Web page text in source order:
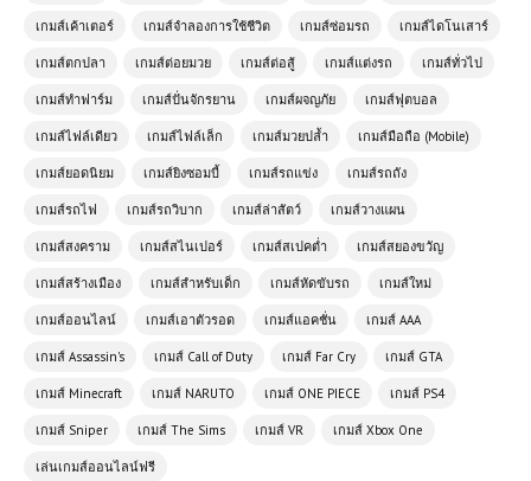
เกมส์เค้าเตอร์ เกมส์จำลองการใช้ชีวิต เกมส์ซ่อมรถ เกมส์ไดโนเสาร์
เกมส์ตกปลา เกมส์ต่อยมวย เกมส์ต่อสู้ เกมส์แต่งรถ เกมส์ทั่วไป
เกมส์ทำฟาร์ม เกมส์ปั่นจักรยาน เกมส์ผจญภัย เกมส์ฟุตบอล
เกมส์ไฟล์เดียว เกมส์ไฟล์เล็ก เกมส์มวยปล้ำ เกมส์มือถือ (Mobile)
เกมส์ยอดนิยม เกมส์ยิงซอมบี้ เกมส์รถแข่ง เกมส์รถถัง
เกมส์รถไฟ เกมส์รถวิบาก เกมส์ล่าสัตว์ เกมส์วางแผน
เกมส์สงคราม เกมส์สไนเปอร์ เกมส์สเปคต่ำ เกมส์สยองขวัญ
เกมส์สร้างเมือง เกมส์สำหรับเด็ก เกมส์หัดขับรถ เกมส์ใหม่
เกมส์ออนไลน์ เกมส์เอาตัวรอด เกมส์แอคชั่น เกมส์ AAA
เกมส์ Assassin's เกมส์ Call of Duty เกมส์ Far Cry เกมส์ GTA
เกมส์ Minecraft เกมส์ NARUTO เกมส์ ONE PIECE เกมส์ PS4
เกมส์ Sniper เกมส์ The Sims เกมส์ VR เกมส์ Xbox One
เล่นเกมส์ออนไลน์ฟรี
เกมส์ออนไลน์ฟรี Julie Beauty Salon
เติมเต็มความงามของคุณด้วยบริการมือ
ฟุตบอลสุดฮาที่ผสมผสานความบันเทิง
เกมส์ออนไลน์ฟรี Basketball Slam
มันส์สุด ๆ
เกมส์ออนไลน์ Dockyard Tank